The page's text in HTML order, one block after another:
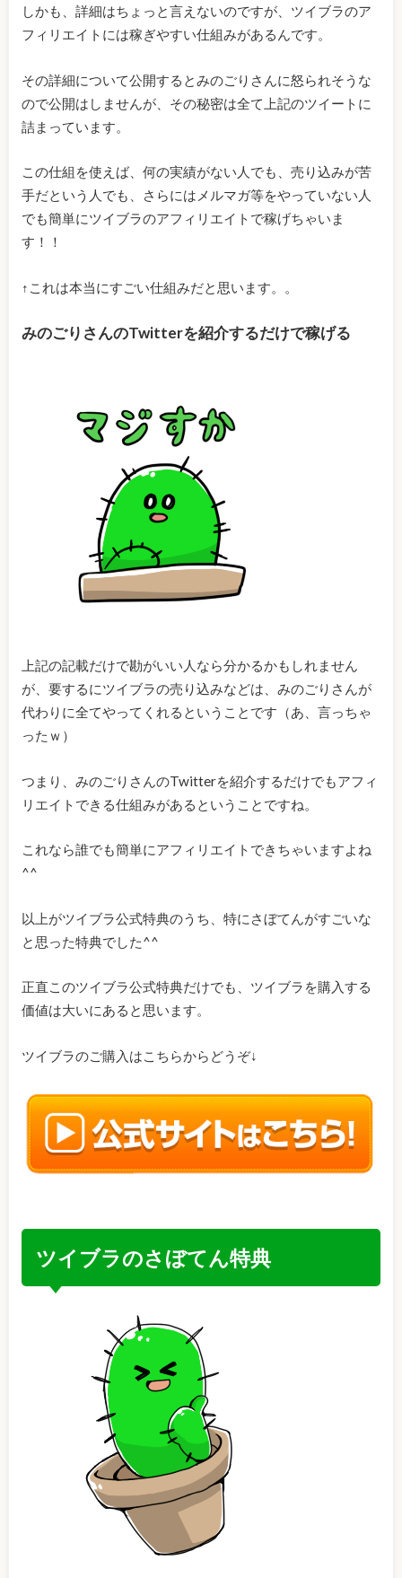
しかも、詳細はちょっと言えないのですが、ツイブラのア
フィリエイトには稼ぎやすい仕組みがあるんです。
その詳細について公開するとみのごりさんに怒られそうな
ので公開はしませんが、その秘密は全て上記のツイートに
詰まっています。
この仕組を使えば、何の実績がない人でも、売り込みが苦
手だという人でも、さらにはメルマガ等をやっていない人
でも簡単にツイブラのアフィリエイトで稼げちゃいま
す！！
↑これは本当にすごい仕組みだと思います。。
みのごりさんのTwitterを紹介するだけで稼げる
上記の記載だけで勘がいい人なら分かるかもしれません
が、要するにツイブラの売り込みなどは、みのごりさんが
代わりに全てやってくれるということです（あ、言っちゃ
ったｗ）
つまり、みのごりさんのTwitterを紹介するだけでもアフィ
リエイトできる仕組みがあるということですね。
これなら誰でも簡単にアフィリエイトできちゃいますよね
^^
以上がツイブラ公式特典のうち、特にさぼてんがすごいな
と思った特典でした^^
正直このツイブラ公式特典だけでも、ツイブラを購入する
価値は大いにあると思います。
ツイブラのご購入はこちらからどうぞ↓
ツイブラのさぼてん特典